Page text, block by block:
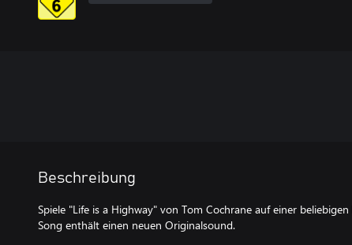
Beschreibung
Spiele "Life is a Highway" von Tom Cochrane auf einer
Song enthält einen neuen Originalsound.